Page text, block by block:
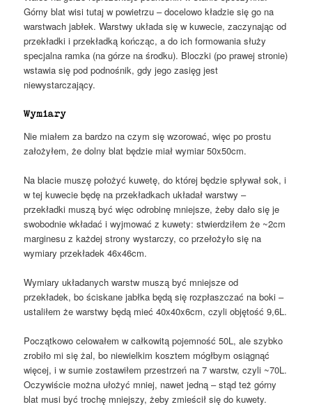
Górny blat wisi tutaj w powietrzu – docelowo kładzie się go na
warstwach jabłek. Warstwy układa się w kuwecie, zaczynając od
przekładki i przekładką kończąc, a do ich formowania służy
specjalna ramka (na górze na środku). Bloczki (po prawej stronie)
wstawia się pod podnośnik, gdy jego zasięg jest
niewystarczający.
Wymiary
Nie miałem za bardzo na czym się wzorować, więc po prostu
założyłem, że dolny blat będzie miał wymiar 50x50cm.
Na blacie muszę położyć kuwetę, do której będzie spływał sok, i
w tej kuwecie będę na przekładkach układał warstwy –
przekładki muszą być więc odrobinę mniejsze, żeby dało się je
swobodnie wkładać i wyjmować z kuwety: stwierdziłem że ~2cm
marginesu z każdej strony wystarczy, co przełożyło się na
wymiary przekładek 46x46cm.
Wymiary układanych warstw muszą być mniejsze od
przekładek, bo ściskane jabłka będą się rozpłaszczać na boki –
ustaliłem że warstwy będą mieć 40x40x6cm, czyli objętość 9,6L.
Początkowo celowałem w całkowitą pojemność 50L, ale szybko
zrobiło mi się żal, bo niewielkim kosztem mógłbym osiągnąć
więcej, i w sumie zostawiłem przestrzeń na 7 warstw, czyli ~70L.
Oczywiście można ułożyć mniej, nawet jedną – stąd też górny
blat musi być trochę mniejszy, żeby zmieścił się do kuwety.